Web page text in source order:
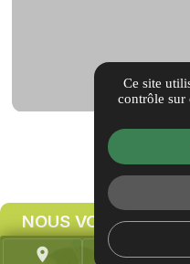
NOUS VOUS
place call
Ce site
contrôle sur